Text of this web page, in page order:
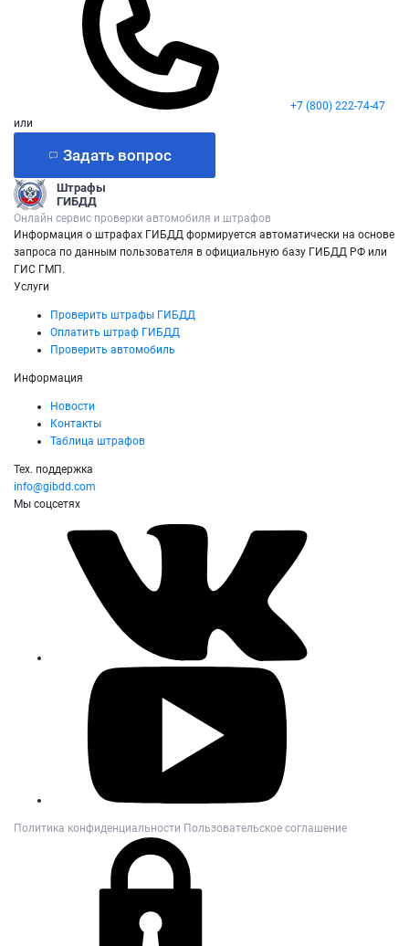
+7 (800) 222-74-47
или
Задать вопрос
Штрафы
ГИБДД
Онлайн сервис проверки автомобиля и штрафов
Информация о штрафах ГИБДД формируется автоматически на основе
запроса по данным пользователя в официальную базу ГИБДД РФ или
ГИС ГМП.
Услуги
Проверить штрафы ГИБДД
Оплатить штраф ГИБДД
Проверить автомобиль
Информация
Новости
Контакты
Таблица штрафов
Тех. поддержка
info@gibdd.com
Мы соцсетях
Политика конфиденциальности Пользовательское соглашение